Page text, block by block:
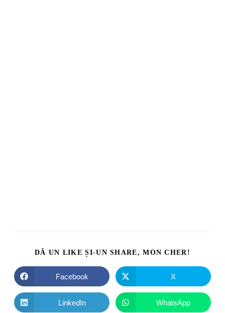
DĂ UN LIKE ȘI-UN SHARE, MON CHER!
Facebook X
LinkedIn WhatsApp